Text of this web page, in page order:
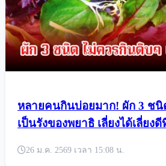
หลายคนกินบ่อยมาก! ผัก 3 ช
เป็นรังของพยาธิ เลี่ยงได้เลี่ยง
26 ม.ค. 2569 เวลา 15:08 น.